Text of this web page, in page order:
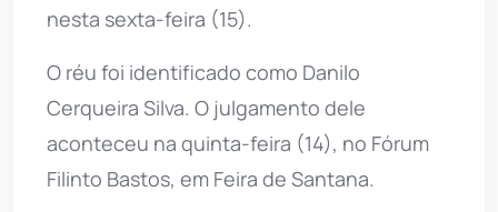
nesta sexta-feira (15).
O réu foi identificado como Danilo
Cerqueira Silva. O julgamento dele
aconteceu na quinta-feira (14), no Fórum
Filinto Bastos, em Feira de Santana.